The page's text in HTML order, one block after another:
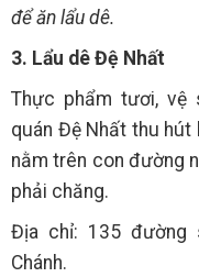
để ăn lẩu dê.
3. Lẩu dê Đệ Nhất
Thực phẩm tươi, vệ
quán Đệ Nhất thu hút
nằm trên con đường
phải chăng.
Địa chỉ: 135 đường
Chánh.